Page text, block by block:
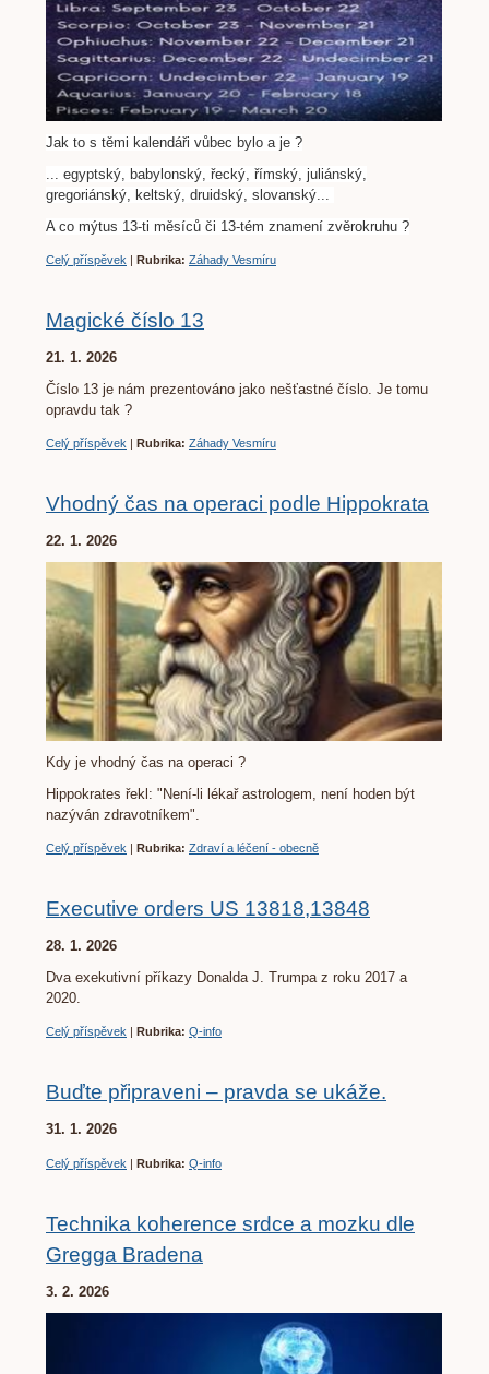
Jak to s těmi kalendáři vůbec bylo a je ?
... egyptský, babylonský, řecký, římský, juliánský,
gregoriánský, keltský, druidský, slovanský...
A co mýtus 13-ti měsíců či 13-tém znamení zvěrokruhu ?
Celý příspěvek | Rubrika: Záhady Vesmíru
Magické číslo 13
21. 1. 2026
Číslo 13 je nám prezentováno jako nešťastné číslo. Je tomu
opravdu tak ?
Celý příspěvek | Rubrika: Záhady Vesmíru
Vhodný čas na operaci podle Hippokrata
22. 1. 2026
Kdy je vhodný čas na operaci ?
Hippokrates řekl: "Není-li lékař astrologem, není hoden být
nazýván zdravotníkem".
Celý příspěvek | Rubrika: Zdraví a léčení - obecně
Executive orders US 13818,13848
28. 1. 2026
Dva exekutivní příkazy Donalda J. Trumpa z roku 2017 a
2020.
Celý příspěvek | Rubrika: Q-info
Buďte připraveni – pravda se ukáže.
31. 1. 2026
Celý příspěvek | Rubrika: Q-info
Technika koherence srdce a mozku dle
Gregga Bradena
3. 2. 2026